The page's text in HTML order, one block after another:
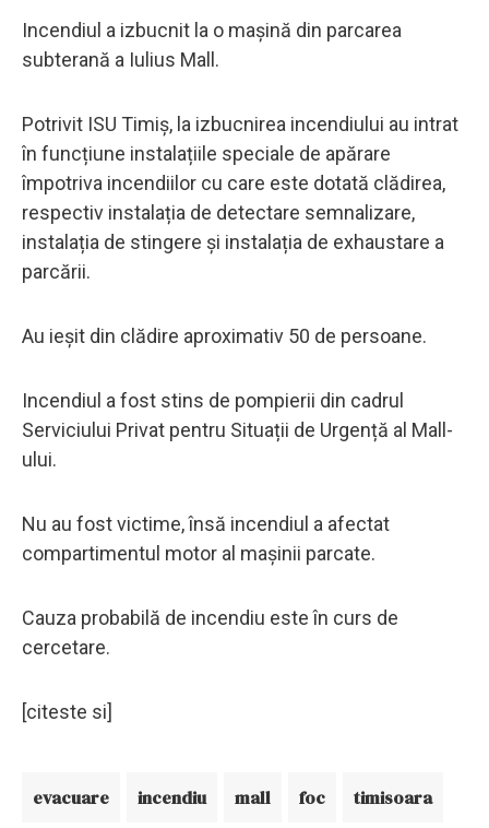
Incendiul a izbucnit la o mașină din parcarea
subterană a Iulius Mall.
Potrivit ISU Timiș, la izbucnirea incendiului au intrat
în funcțiune instalațiile speciale de apărare
împotriva incendiilor cu care este dotată clădirea,
respectiv instalația de detectare semnalizare,
instalația de stingere și instalația de exhaustare a
parcării.
Au ieșit din clădire aproximativ 50 de persoane.
Incendiul a fost stins de pompierii din cadrul
Serviciului Privat pentru Situații de Urgență al Mall-
ului.
Nu au fost victime, însă incendiul a afectat
compartimentul motor al mașinii parcate.
Cauza probabilă de incendiu este în curs de
cercetare.
[citeste si]
evacuare incendiu mall foc timisoara